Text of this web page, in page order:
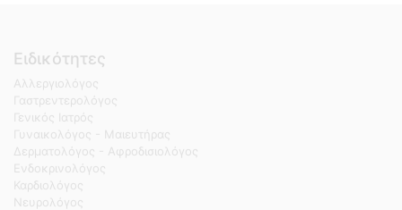
Ειδικότητες
Αλλεργιολόγος
Γαστρεντερολόγος
Γενικός Ιατρός
Γυναικολόγος - Μαιευτήρας
Δερματολόγος - Αφροδισιολόγος
Ενδοκρινολόγος
Καρδιολόγος
Νευρολόγος